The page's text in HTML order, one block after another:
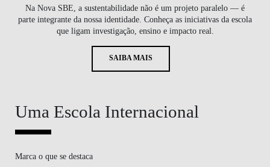
Na Nova SBE, a sustentabilidade não é um projeto paralelo — é
parte integrante da nossa identidade. Conheça as iniciativas da escola
que ligam investigação, ensino e impacto real.
SAIBA MAIS
Uma Escola Internacional
Marca o que se destaca